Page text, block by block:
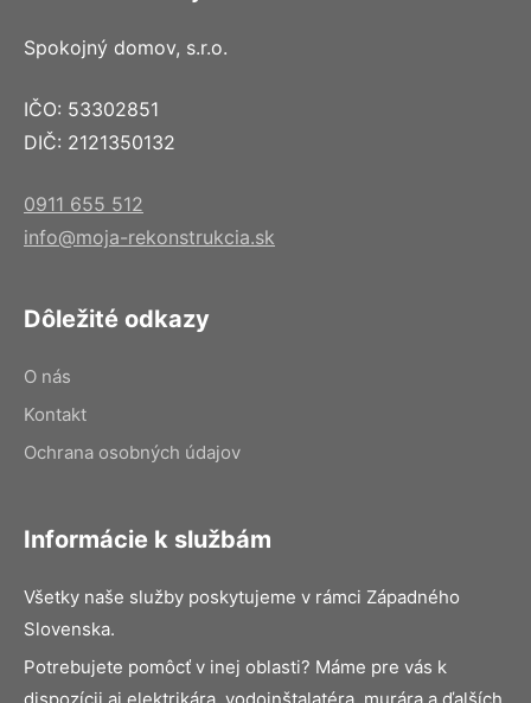
Spokojný domov, s.r.o.
IČO: 53302851
DIČ: 2121350132
0911 655 512
info@moja-rekonstrukcia.sk
Dôležité odkazy
O nás
Kontakt
Ochrana osobných údajov
Informácie k službám
Všetky naše služby poskytujeme v rámci Západného
Slovenska.
Potrebujete pomôcť v inej oblasti? Máme pre vás k